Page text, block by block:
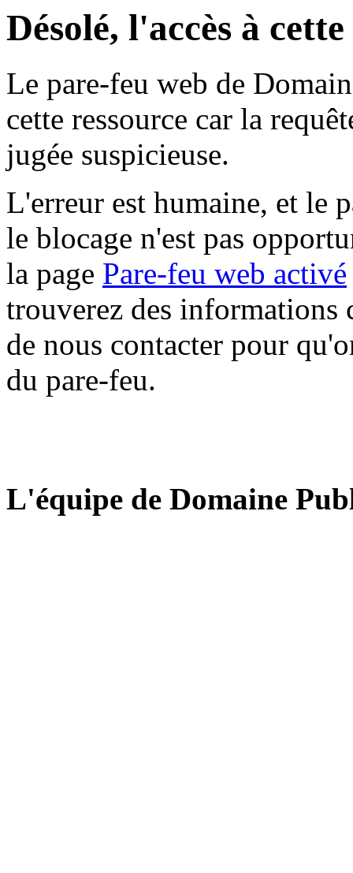
Désolé, l'accès à
Le pare-feu web de
cette ressource car la
jugée suspicieuse.
L'erreur est humaine, et le
le blocage n'est pas
la page Pare-feu web activé
trouverez des informations
de nous contacter pour
du pare-feu.
L'équipe de Domaine